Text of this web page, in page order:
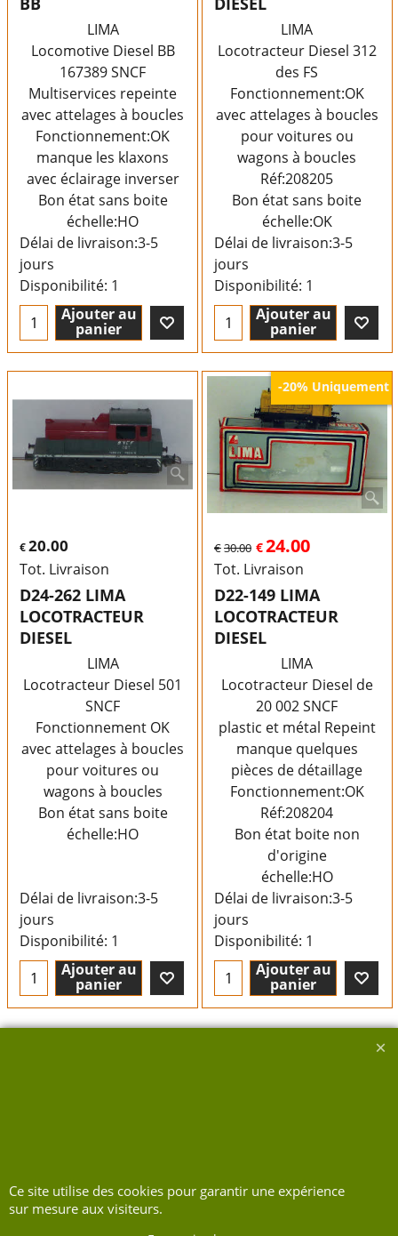
LIMA
Locomotive Diesel BB
167389 SNCF
Multiservices repeinte
avec attelages à boucles
Fonctionnement:OK
manque les klaxons
avec éclairage inverser
Bon état sans boite
échelle:HO
Délai de livraison:3-5
jours
Disponibilité: 1
Ajouter au
panier
LIMA
Locotracteur Diesel 312
des FS
Fonctionnement:OK
avec attelages à boucles
pour voitures ou
wagons à boucles
Réf:208205
Bon état sans boite
échelle:OK
Délai de livraison:3-5
jours
Disponibilité: 1
Ajouter au
panier
€20.00
Tot. Livraison
D24-262 LIMA
LOCOTRACTEUR
DIESEL
LIMA
Locotracteur Diesel 501
SNCF
Fonctionnement OK
avec attelages à boucles
pour voitures ou
wagons à boucles
Bon état sans boite
échelle:HO
Délai de livraison:3-5
jours
Disponibilité: 1
Ajouter au
panier
-20% Uniquement
€30.00 €24.00
Tot. Livraison
D22-149 LIMA
LOCOTRACTEUR
DIESEL
LIMA
Locotracteur Diesel de
20 002 SNCF
plastic et métal Repeint
manque quelques
pièces de détaillage
Fonctionnement:OK
Réf:208204
Bon état boite non
d'origine
échelle:HO
Délai de livraison:3-5
jours
Disponibilité: 1
Ajouter au
panier
Ce site utilise des cookies pour garantir une expérience
sur mesure aux visiteurs.